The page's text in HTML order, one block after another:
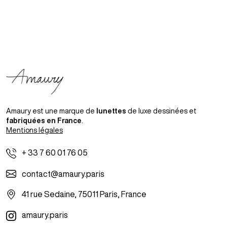
+ 33 7 60 01 76 05
contact@amaury.paris
41 rue Sedaine, 75011 Paris, France
amaury.paris
Amaury est une marque de lunettes de luxe dessinées et
fabriquées en France
Mentions légales